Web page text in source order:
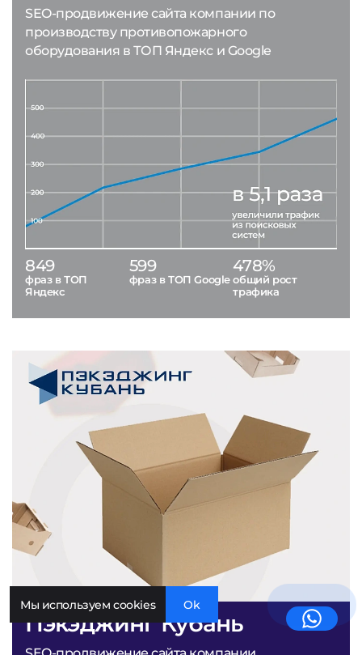
Пэкэджинг Кубань
SEO-продвижение сайта компании по
производству противопожарного
оборудования в ТОП Яндекс и Google
849
фраз в ТОП
Яндекс
599
фраз в ТОП Google
478%
общий рост
трафика
Мы используем cookies Ok